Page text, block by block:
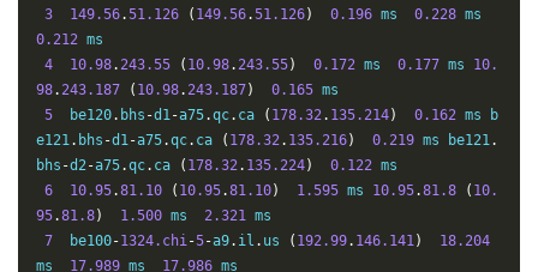
144.04
   CM  FAILED
3
149.56.51.126 ( 149.56.51.126) 0.196 ms 0.228
0.212 ms
4
10.98.243.55 ( 10.98.243.55) 0.172 ms 0.177 ms 10.
98.243.187 ( 10.98.243.187) 0.165 ms
5
  be120
. bhs -d1-a75.qc. ca ( 178.32. 135.214) 0.162 ms b
e121. bhs -d1-a75.qc. ca ( 178.32. 135.216) 0.219 ms be121.
bhs -d2-a75.qc. ca ( 178.32. 135.224) 0.122 ms
6
10.95.81.10 ( 10.95.81.10) 1.595 ms 10.95.81.8 ( 10.
95.81.8) 1.500 ms 2.321 ms
7
  be100
-1324.chi-5-a9. il . us ( 192.99. 146.141)
18.204
ms 17.989 ms 17.986 ms